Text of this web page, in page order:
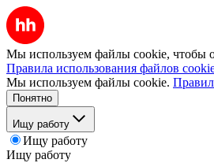
Мы используем файлы cookie, чтобы
Правила использования файлов
Мы используем файлы cookie.
Понятно
Ищу работу
Ищу работу
Ищу работу